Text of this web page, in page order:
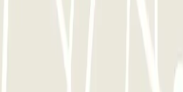
- Intérieur - Nice
Nice Easy parking - Couvert
de Nice Côte d'Azur (NCE)
de Nice